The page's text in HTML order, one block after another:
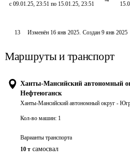
с 09.01.25, 23:51 по 15.01.25, 23:51
13 Изменён 16 янв 2025. Создан 9 янв 2025
Маршруты и транспорт
Ханты-Мансийский автономный
Нефтеюганск
Ханты-Мансийский автономный округ -
Кол-во машин: 1
Варианты транспорта
10 т самосвал